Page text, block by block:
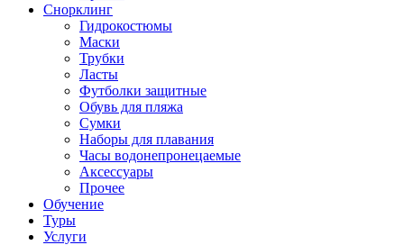
Снорклинг
Гидрокостюмы
Маски
Трубки
Ласты
Футболки защитные
Обувь для пляжа
Сумки
Наборы для плавания
Часы водонепронецаемые
Аксессуары
Прочее
Обучение
Туры
Услуги